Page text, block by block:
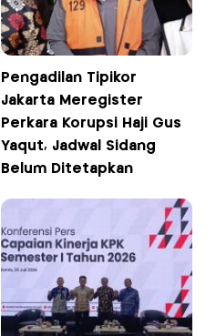
Pengadilan Tipikor
Jakarta Meregister
Perkara Korupsi Haji Gus
Yaqut, Jadwal Sidang
Belum Ditetapkan